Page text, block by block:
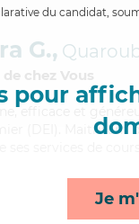
du candidat,
pour
Je
G.,
chez Vous
, efficace et
(DEI). Maitrisant